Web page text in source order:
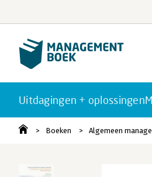
Uitdagingen + oplossingen
Boeken Algemeen